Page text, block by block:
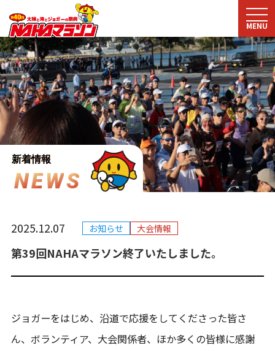
MENU
新着情報
NE WS
第39回NAHAマラソン終了いたしました。
2025.12.07 お知らせ 大会情報
ジョガーをはじめ、沿道で応援をしてくださった皆さ
ん、ボランティア、大会関係者、ほか多くの皆様に感謝